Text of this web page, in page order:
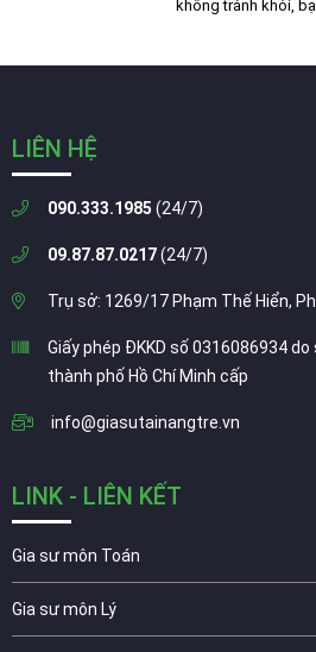
không tránh khỏi,
LIÊN HỆ
090.333.1985 (24/7)
09.87.87.0217(24/7)
Trụ sở: 1269/17 Phạm Thế Hiển,
Giấy phép ĐKKD số 0316086934
thành phố Hồ Chí Minh cấp
info@giasutainangtre.vn
LINK - LIÊN KẾT
Gia sư môn Toán
Gia sư môn Lý